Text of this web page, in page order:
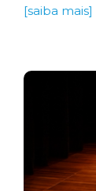
[saiba mais]